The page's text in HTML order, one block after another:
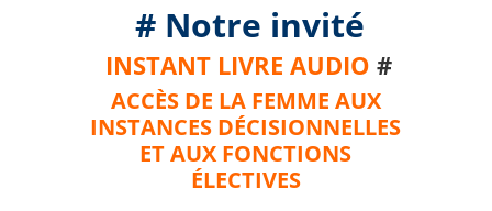
# Notre invité
INSTANT LIVRE AUDIO #
ACCÈS DE LA FEMME AUX
INSTANCES DÉCISIONNELLES
ET AUX FONCTIONS
ÉLECTIVES